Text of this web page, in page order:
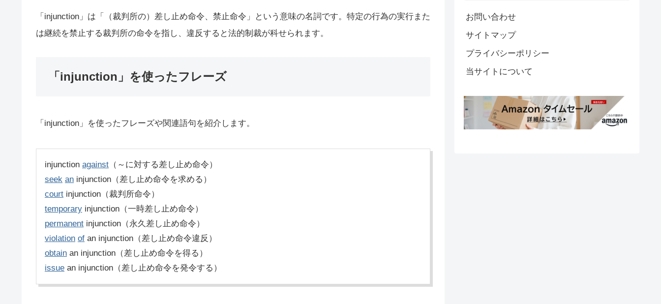
「injunction」は「（裁判所の）差し止め命令、禁止命令」という意味の名詞です。特定の行為の実行また
は継続を禁止する裁判所の命令を指し、違反すると法的制裁が科せられます。
「injunction」を使ったフレーズ
「injunction」を使ったフレーズや関連語句を紹介します。
injunction against （～に対する差し止め命令）
seek an injunction（差し止め命令を求める）
court injunction（裁判所命令）
temporary injunction（一時差し止め命令）
permanent injunction（永久差し止め命令）
violation of an injunction（差し止め命令違反）
obtain an injunction（差し止め命令を得る）
issue an injunction（差し止め命令を発令する）
お問い合わせ
サイトマップ
プライバシーポリシー
当サイトについて